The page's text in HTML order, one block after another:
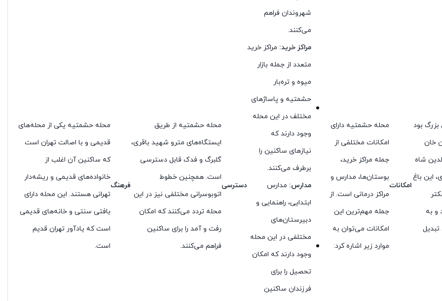
بود
خان
شاه
این باغ
و به
امکانات
محله حشمتیه دارای
امکانات مختلفی از
جمله مراکز خرید،
بوستان‌ها، مدارس و
مراکز درمانی است. از
جمله مهم‌ترین این
امکانات می‌توان به
موارد زیر اشاره کرد:
شهروندان فراهم
می‌کنند.
مراکز خرید: مراکز خرید
متعدد از جمله بازار
میوه و تره‌بار
حشمتیه و پاساژهای
مختلف در این محله
وجود دارند که
نیازهای ساکنین را
برطرف می‌کنند.
مدارس: مدارس
ابتدایی، راهنمایی و
دبیرستان‌های
مختلفی در این محله
وجود دارند که امکان
تحصیل را برای
فرزندان ساکنین
دسترسی
محله حشمتیه از طریق
ایستگاه‌های مترو شهید باقری،
گلبرگ و فدک قابل دسترسی
است. همچنین خطوط
اتوبوسرانی مختلفی نیز در این
محله تردد می‌کنند که امکان
رفت و آمد را برای ساکنین
فراهم می‌کنند.
فرهنگ
محله حشمتیه یکی از محله‌های
قدیمی و با اصالت تهران است
که ساکنین آن اغلب از
خانواده‌های قدیمی و ریشه‌دار
تهرانی هستند. این محله دارای
بافتی سنتی و خانه‌های قدیمی
است که یادآور تهران قدیم
است.